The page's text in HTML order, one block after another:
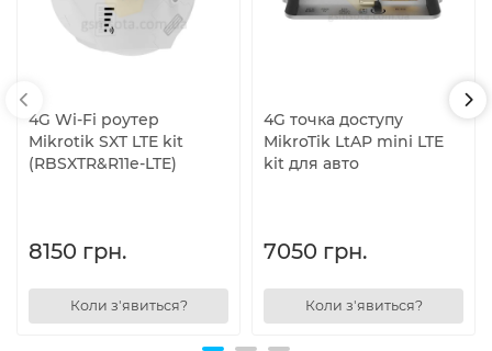
4G Wi-Fi роутер
Mikrotik SXT LTE kit
(RBSXTR&R11e-LTE)
8150 грн.
Коли з'явиться?
4G точка доступу
MikroTik LtAP mini LTE
kit для авто
7050 грн.
Коли з'явиться?